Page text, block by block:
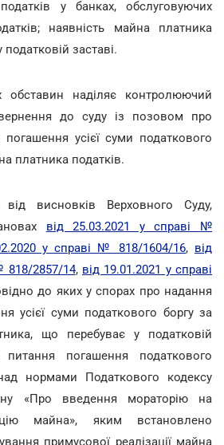
у банках, обслуговуючих
наявність майна платника
заставі.
обставин наділяє контролюючий
до суду із позовом про
усієї суми податкового
платника податків.
висновків Верховного Суду,
від 25.03.2021 у справі №
у справі № 818/1604/16, від
818/2857/14, від 19.01.2021 у справі
до яких у спорах про надання
усієї суми податкового боргу за
що перебуває у податковій
питання погашення податкового
нормами Податкового кодексу
«Про введення мораторію на
майна», яким встановлено
примусової реалізації майна